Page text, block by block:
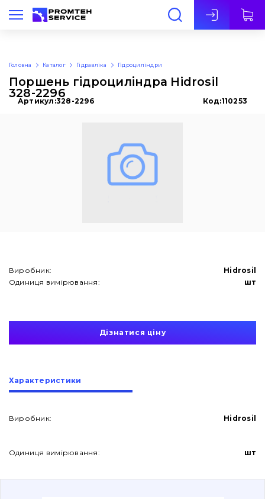
Укр
Про нас
Контакти
Вакансії
Головна Каталог Гідравліка Гідроциліндри
Поршень гідроциліндра Hidrosil
328-2296
Артикул:328-2296 Код:110253
Виробник:
Hidrosil
Одиниця вимірювання:
шт
Дізнатися ціну
Характеристики
Виробник: Hidrosil
Одиниця вимірювання: шт